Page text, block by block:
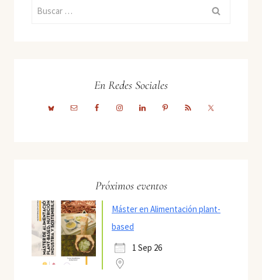
Buscar:
En Redes Sociales
Próximos eventos
Máster en Alimentación plant-
based
1 Sep 26